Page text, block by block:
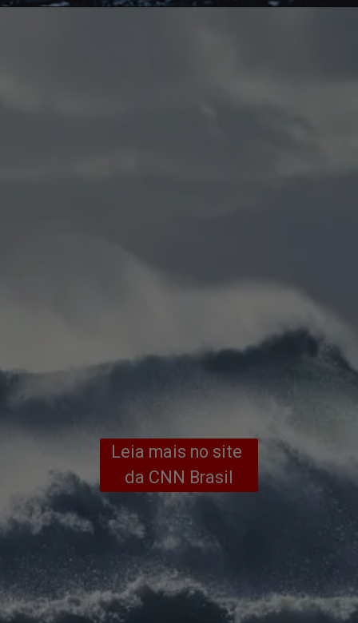
Leia mais no site
da CNN Brasil